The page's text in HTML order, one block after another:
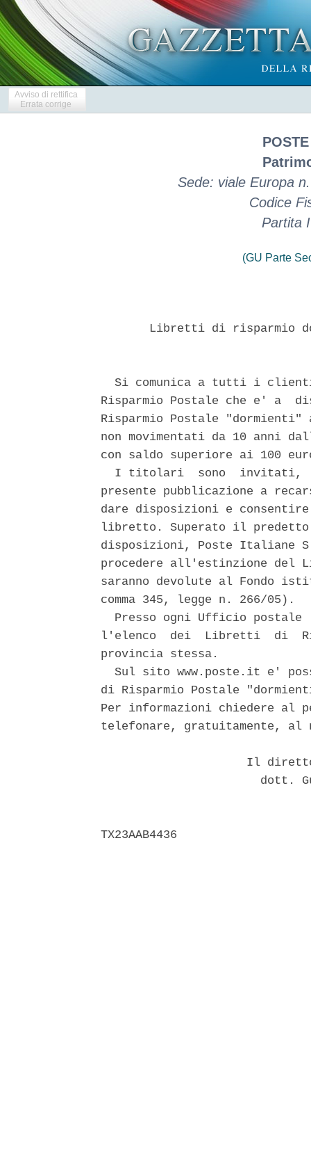
Avviso di rettifica
Errata corrige
Sede: viale Europa
Codice
Partita
(GU Parte
Libretti di risparmio
Si comunica a tutti i
Risparmio Postale che e' a
Risparmio Postale
non movimentati da 10 anni
con saldo superiore ai 100
I titolari  sono  invitati,
presente pubblicazione a
dare disposizioni e
libretto. Superato il
disposizioni, Poste Italiane
procedere all'estinzione del
saranno devolute al Fondo
comma 345, legge n. 266/05).
Presso ogni Ufficio postale
l'elenco  dei  Libretti  di
provincia stessa.
Sul sito www.poste.it e'
di Risparmio Postale
Per informazioni chiedere al
telefonare, gratuitamente, al
Il
dott.